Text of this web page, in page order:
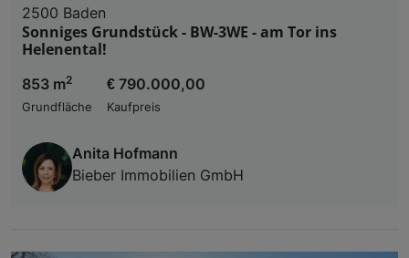
2500 Baden
Sonniges Grundstück - BW-3WE - am Tor ins
Helenental!
853 m2
Grundfläche
€ 790.000,00
Kaufpreis
Anita Hofmann
Bieber Immobilien GmbH